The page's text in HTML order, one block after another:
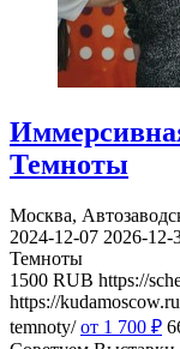
Темноты
Москва,
2024-12-07 2026-12-
Темноты
1500 RUB https://
https://
temnoty/ от 1 700 ₽